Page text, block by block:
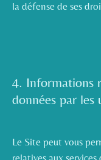
la défense de ses
4. Informations
données par les
Le Site peut vous
relatives aux